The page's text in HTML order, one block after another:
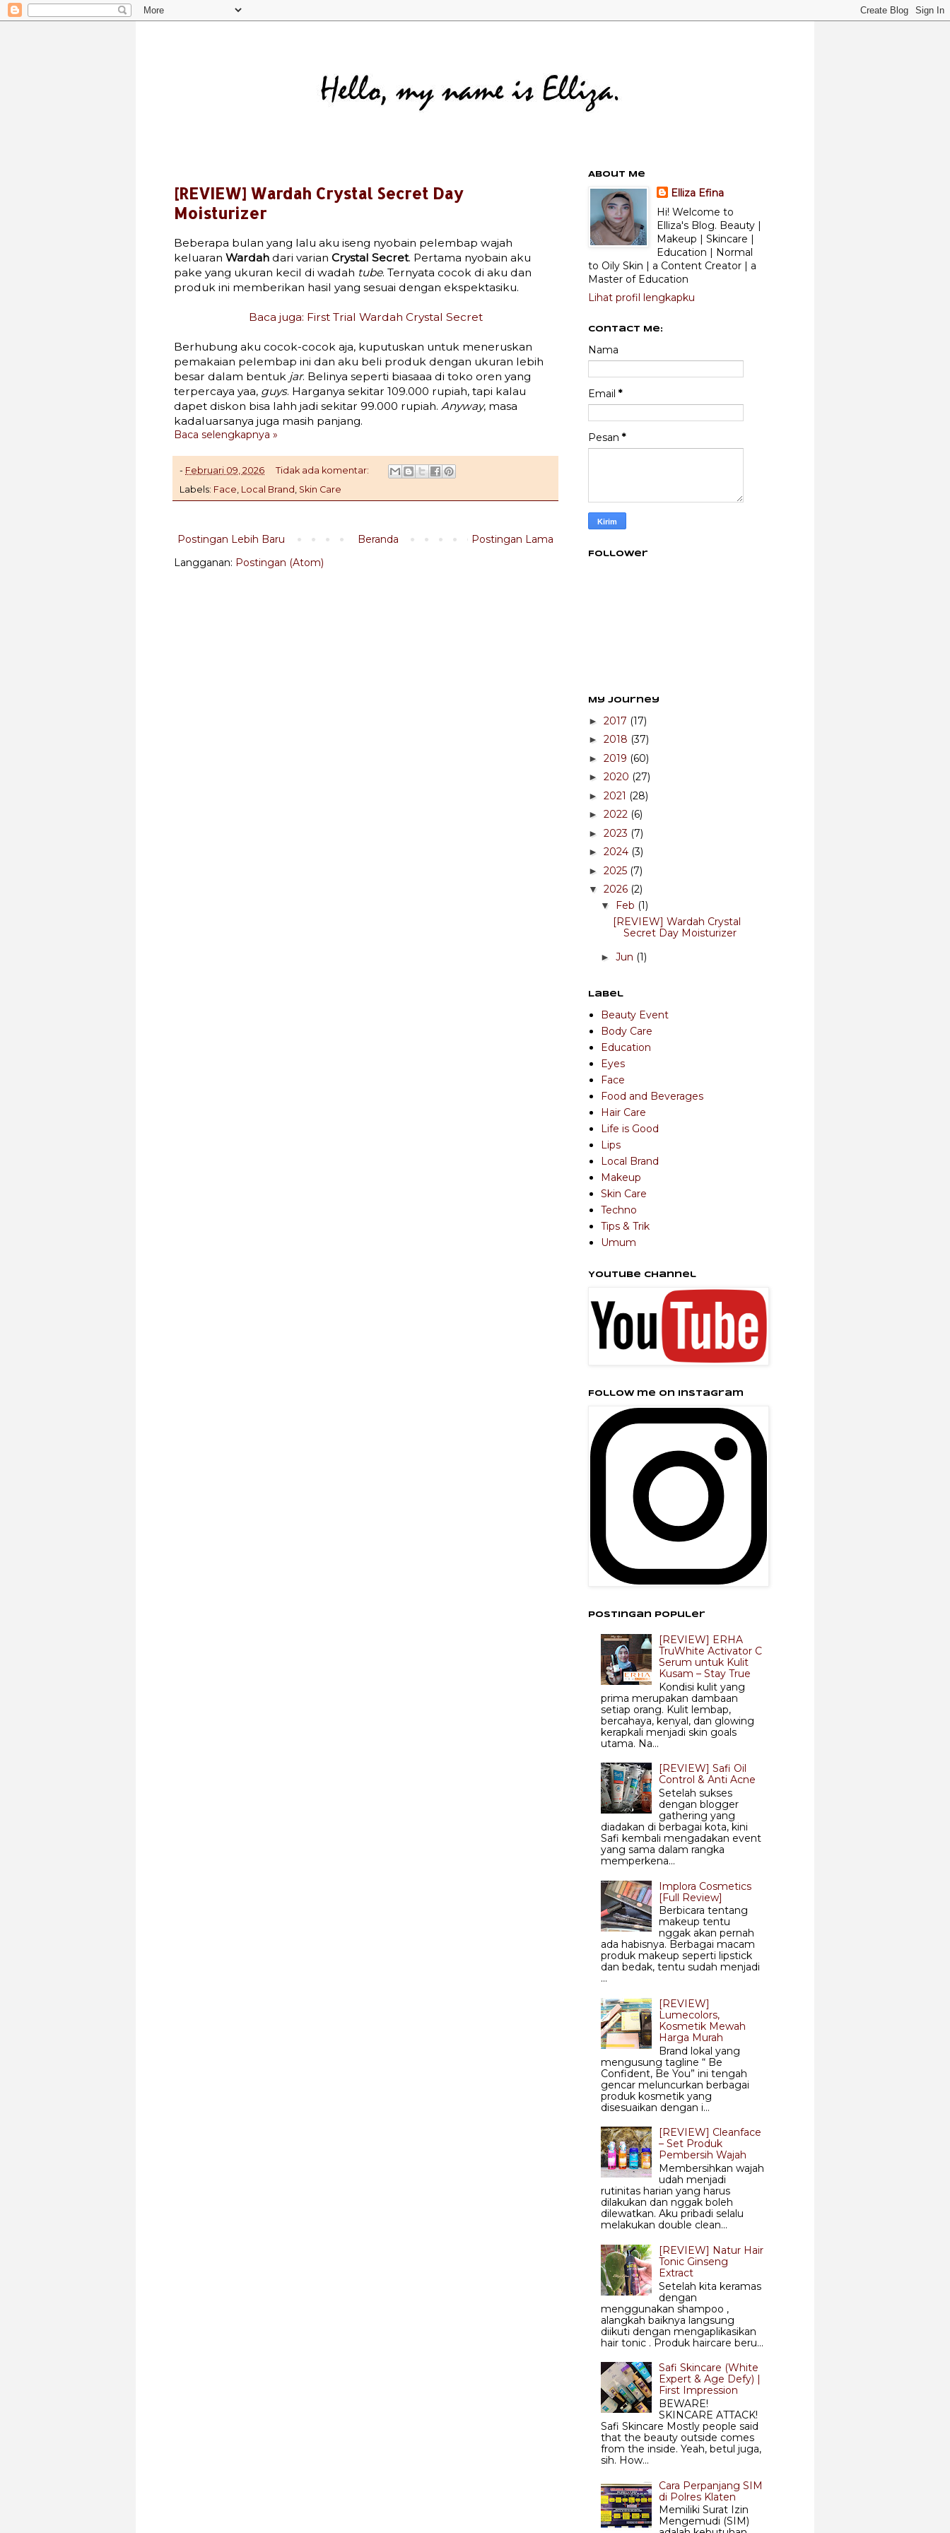
[REVIEW] Wardah Crystal Secret Day
Moisturizer
Beberapa bulan yang lalu aku iseng nyobain pelembap wajah
keluaran Wardah dari varian Crystal Secret. Pertama nyobain aku
pake yang ukuran kecil di wadah tube. Ternyata cocok di aku dan
produk ini memberikan hasil yang sesuai dengan ekspektasiku.
Baca juga: First Trial Wardah Crystal Secret
Berhubung aku cocok-cocok aja, kuputuskan untuk meneruskan
pemakaian pelembap ini dan aku beli produk dengan ukuran lebih
besar dalam bentuk jar. Belinya seperti biasaaa di toko oren yang
terpercaya yaa, guys. Harganya sekitar 109.000 rupiah, tapi kalau
dapet diskon bisa lahh jadi sekitar 99.000 rupiah. Anyway, masa
kadaluarsanya juga masih panjang.
Baca selengkapnya »
- Februari 09, 2026
Tidak ada komentar:
Labels: Face Local Brand Skin Care
Postingan Lebih Baru Postingan Lama
Beranda
Langganan: Postingan (Atom)
About Me
Elliza Efina
Hi! Welcome to
Elliza's Blog. Beauty |
Makeup | Skincare |
Education | Normal
to Oily Skin | a Content Creator | a
Master of Education
Lihat profil lengkapku
Contact Me:
Nama
Email *
Pesan *
Follower
My Journey
► 2017 (17)
► 2018 (37)
► 2019 (60)
► 2020 (27)
► 2021 (28)
► 2022 (6)
► 2023 (7)
► 2024 (3)
► 2025 (7)
▼ 2026 (2)
▼ Feb (1)
[REVIEW] Wardah Crystal
Secret Day Moisturizer
► Jun (1)
Label
Beauty Event
Body Care
Education
Eyes
Face
Food and Beverages
Hair Care
Life is Good
Lips
Local Brand
Makeup
Skin Care
Techno
Tips & Trik
Umum
Youtube Channel
Follow me on Instagram
Postingan Populer
[REVIEW] ERHA
TruWhite Activator C
Serum untuk Kulit
Kusam – Stay True
Kondisi kulit yang
prima merupakan dambaan
setiap orang. Kulit lembap,
bercahaya, kenyal, dan glowing
kerapkali menjadi skin goals
utama. Na...
[REVIEW] Safi Oil
Control & Anti Acne
Setelah sukses
dengan blogger
gathering yang
diadakan di berbagai kota, kini
Safi kembali mengadakan event
yang sama dalam rangka
memperkena...
Implora Cosmetics
[Full Review]
Berbicara tentang
makeup tentu
nggak akan pernah
ada habisnya. Berbagai macam
produk makeup seperti lipstick
dan bedak, tentu sudah menjadi
...
[REVIEW]
Lumecolors,
Kosmetik Mewah
Harga Murah
Brand lokal yang
mengusung tagline “ Be
Confident, Be You” ini tengah
gencar meluncurkan berbagai
produk kosmetik yang
disesuaikan dengan i...
[REVIEW] Cleanface
– Set Produk
Pembersih Wajah
Membersihkan wajah
udah menjadi
rutinitas harian yang harus
dilakukan dan nggak boleh
dilewatkan. Aku pribadi selalu
melakukan double clean...
[REVIEW] Natur Hair
Tonic Ginseng
Extract
Setelah kita keramas
dengan
menggunakan shampoo ,
alangkah baiknya langsung
diikuti dengan mengaplikasikan
hair tonic . Produk haircare beru...
Safi Skincare (White
Expert & Age Defy) |
First Impression
BEWARE!
SKINCARE ATTACK!
Safi Skincare Mostly people said
that the beauty outside comes
from the inside. Yeah, betul juga,
sih. How...
Cara Perpanjang SIM
di Polres Klaten
Memiliki Surat Izin
Mengemudi (SIM)